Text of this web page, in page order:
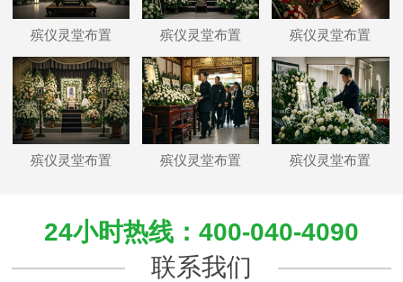
殡仪灵堂布置 殡仪灵堂布置 殡仪灵堂布置
殡仪灵堂布置 殡仪灵堂布置 殡仪灵堂布置
24小时热线：400-040-4090
联系我们